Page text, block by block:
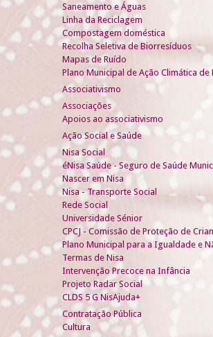
Saneamento e Águas
Linha da Reciclagem
Compostagem doméstica
Recolha Seletiva de Biorresíduos
Mapas de Ruído
Plano Municipal de Ação Climática de
Associativismo
Associações
Apoios ao associativismo
Ação Social e Saúde
Nisa Social
éNisa Saúde - Seguro de Saúde
Nascer em Nisa
Nisa - Transporte Social
Rede Social
Universidade Sénior
CPCJ - Comissão de Proteção de
Plano Municipal para a Igualdade e
Termas de Nisa
Intervenção Precoce na Infância
Projeto Radar Social
CLDS 5 G NisAjuda+
Contratação Pública
Cultura